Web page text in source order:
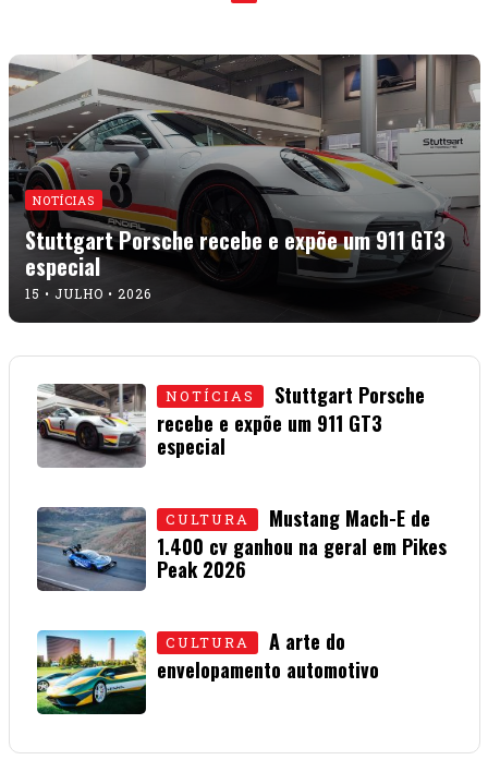
NOTÍCIAS
Stuttgart Porsche recebe e expõe um 911 GT3
especial
15 • JULHO • 2026
NOTÍCIAS
Stuttgart Porsche
recebe e expõe um 911 GT3
especial
CULTURA
Mustang Mach-E de
1.400 cv ganhou na geral em Pikes
Peak 2026
CULTURA
A arte do
envelopamento automotivo